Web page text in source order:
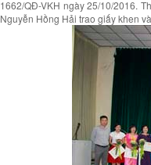
1662/QĐ-VKH ngày 25/10/2016.
Nguyễn Hồng Hải trao giấy khen